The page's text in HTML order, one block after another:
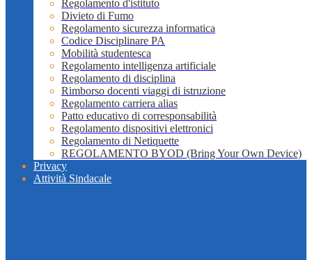
Regolamento d'istituto
Divieto di Fumo
Regolamento sicurezza informatica
Codice Disciplinare PA
Mobilità studentesca
Regolamento intelligenza artificiale
Regolamento di disciplina
Rimborso docenti viaggi di istruzione
Regolamento carriera alias
Patto educativo di corresponsabilità
Regolamento dispositivi elettronici
Regolamento di Netiquette
REGOLAMENTO BYOD (Bring Your Own Device)
Privacy
Attività Sindacale